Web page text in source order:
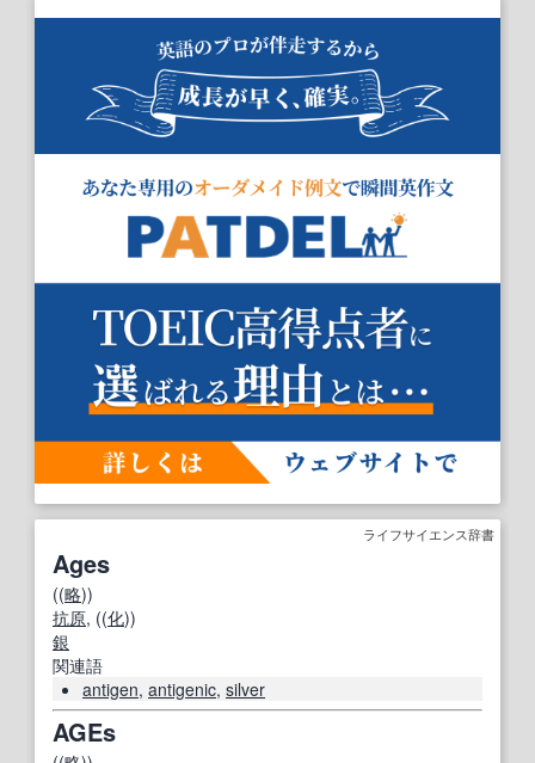
ライフサイエンス辞書
Ages
((略))
抗原, ((化))
銀
関連語
antigen, antigenic, silver
AGEs